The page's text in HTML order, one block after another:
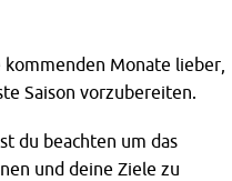
Monate lieber,
Saison vorzubereiten.
du beachten um das
und deine Ziele zu